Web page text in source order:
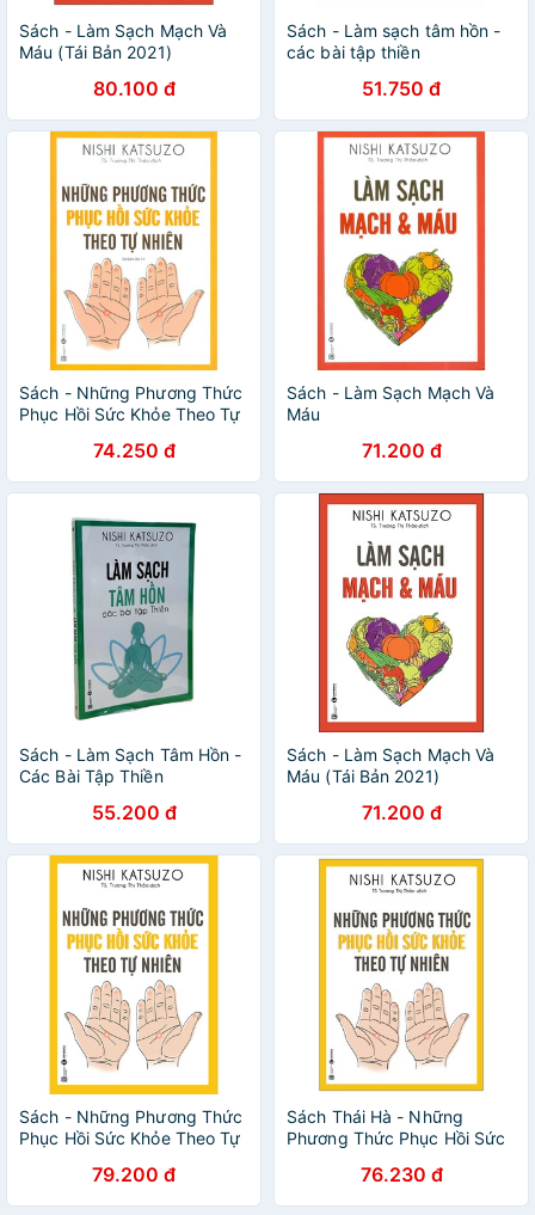
Sách - Làm Sạch Mạch Và
Máu (Tái Bản 2021)
80.100 đ
Sách - Làm sạch tâm hồn -
các bài tập thiền
51.750 đ
Sách - Những Phương Thức
Phục Hồi Sức Khỏe Theo Tự
74.250 đ
Sách - Làm Sạch Mạch Và
Máu
71.200 đ
Sách - Làm Sạch Tâm Hồn -
Các Bài Tập Thiền
55.200 đ
Sách - Làm Sạch Mạch Và
Máu (Tái Bản 2021)
71.200 đ
Sách - Những Phương Thức
Phục Hồi Sức Khỏe Theo Tự
79.200 đ
Sách Thái Hà - Những
Phương Thức Phục Hồi Sức
76.230 đ